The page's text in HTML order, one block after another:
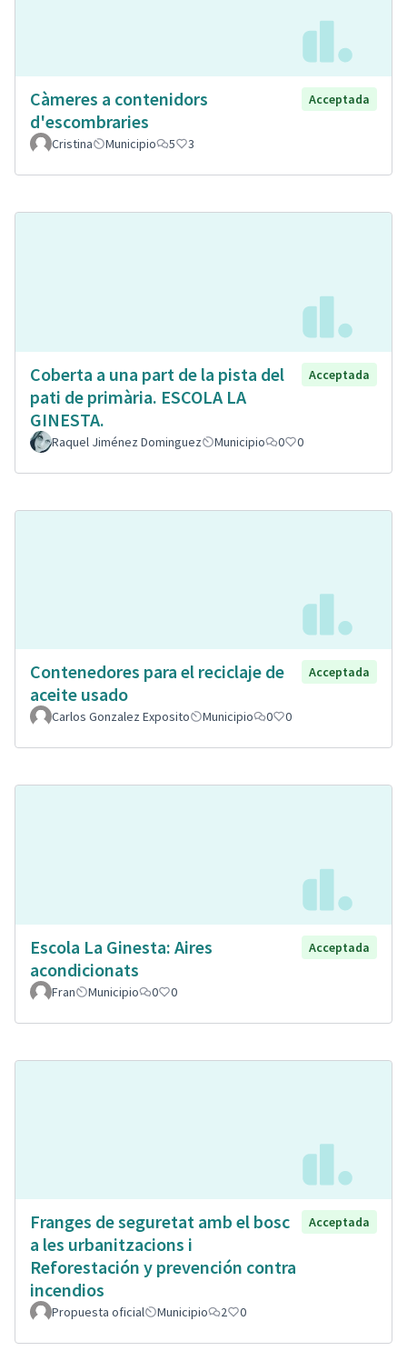
Càmeres a contenidors
d'escombraries
Acceptada
Cristina Municipio 5 3
Coberta a una part de la pista del
pati de primària. ESCOLA LA
GINESTA.
Acceptada
Raquel Jiménez Dominguez Municipio 0 0
Contenedores para el reciclaje de
aceite usado
Acceptada
Carlos Gonzalez Exposito Municipio 0 0
Escola La Ginesta: Aires
acondicionats
Acceptada
Fran Municipio 0 0
Franges de seguretat amb el bosc
a les urbanitzacions i
Reforestación y prevención contra
incendios
Acceptada
Propuesta oficial Municipio 2 0